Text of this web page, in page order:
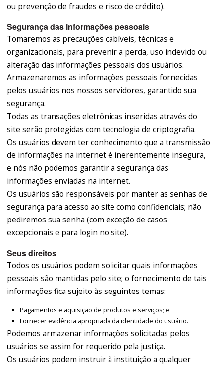
ou prevenção de fraudes e risco de crédito).
Segurança das informações pessoais
Tomaremos as precauções cabíveis, técnicas e
organizacionais, para prevenir a perda, uso indevido ou
alteração das informações pessoais dos usuários.
Armazenaremos as informações pessoais fornecidas
pelos usuários nos nossos servidores, garantido sua
segurança.
Todas as transações eletrônicas inseridas através do
site serão protegidas com tecnologia de criptografia.
Os usuários devem ter conhecimento que a transmissão
de informações na internet é inerentemente insegura,
e nós não podemos garantir a segurança das
informações enviadas na internet.
Os usuários são responsáveis por manter as senhas de
segurança para acesso ao site como confidenciais; não
pediremos sua senha (com exceção de casos
excepcionais e para login no site).
Seus direitos
Todos os usuários podem solicitar quais informações
pessoais são mantidas pelo site; o fornecimento de tais
informações fica sujeito às seguintes temas:
Pagamentos e aquisição de produtos e serviços; e
Fornecer evidência apropriada da identidade do usuário.
Podemos armazenar informações solicitadas pelos
usuários se assim for requerido pela justiça.
Os usuários podem instruir à instituição a qualquer